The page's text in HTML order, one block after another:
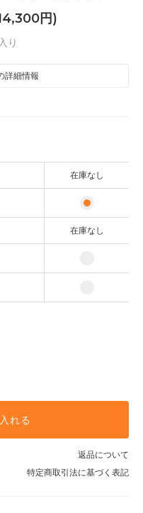
円)
り
詳細情報
【No__S-2xl__】
在庫なし
在庫なし
れる
返品について
特定商取引法に基づく表記